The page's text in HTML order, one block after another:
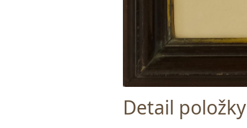
Detail položky